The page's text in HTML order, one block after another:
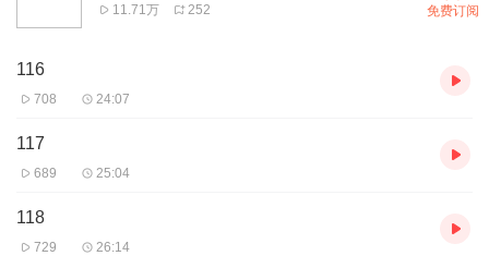
11.71万 252 免费订阅
116
708 24:07
117
689 25:04
118
729 26:14